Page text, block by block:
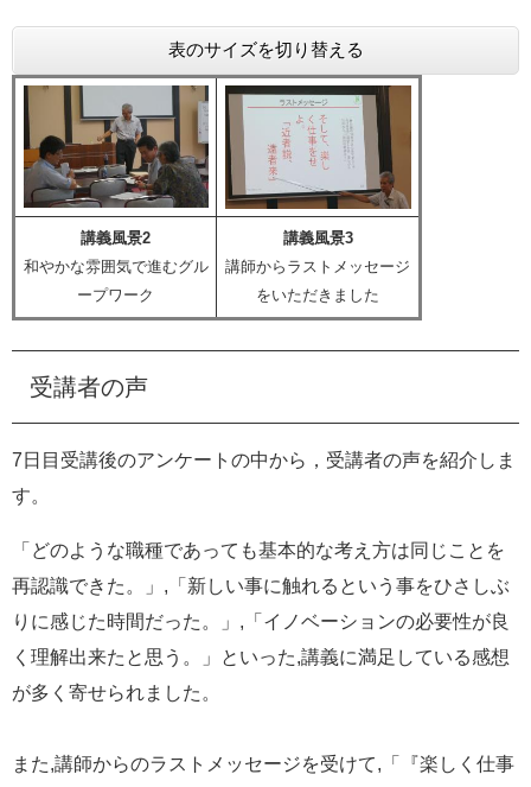
表のサイズを切り替える
講義風景2
和やかな雰囲気で進むグル
ープワーク
講義風景3
講師からラストメッセージ
をいただきました
受講者の声
7日目受講後のアンケートの中から，受講者の声を紹介しま
す。
「どのような職種であっても基本的な考え方は同じことを
再認識できた。」,「新しい事に触れるという事をひさしぶ
りに感じた時間だった。」,「イノベーションの必要性が良
く理解出来たと思う。」といった,講義に満足している感想
が多く寄せられました。
また,講師からのラストメッセージを受けて,「『楽しく仕事